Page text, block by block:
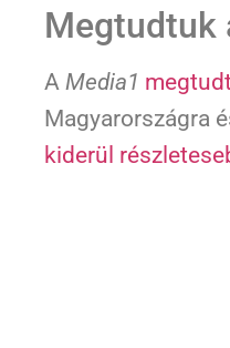
Megtudtuk
A Media1
Magyarországra
kiderül